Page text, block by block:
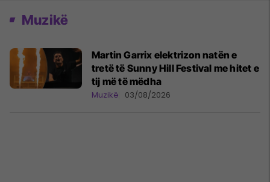
Muzikë
Martin Garrix elektrizon natën e
tretë të Sunny Hill Festival me hitet e
tij më të mëdha
Muzikë 03/08/2026